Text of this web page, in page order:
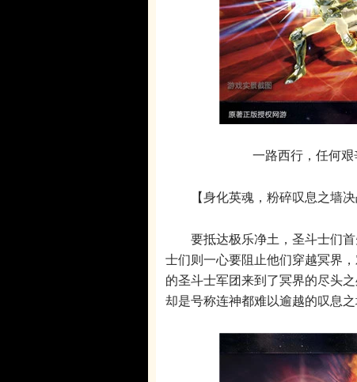
一路西行，任何
【身化英魂，粉碎叹息之墙决
要抵达极乐净土，圣斗士们首
士们则一心要阻止他们穿越冥界
的圣斗士军团来到了冥界的尽头
却是号称连神都难以逾越的叹息